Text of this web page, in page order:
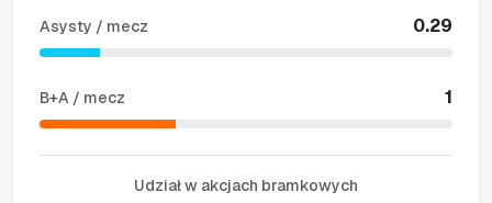
Asysty / mecz 0.29
B+A / mecz 1
Udział w akcjach bramkowych